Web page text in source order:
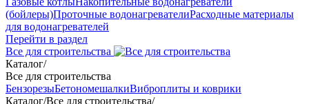
(бойлеры)Проточные водонагревателиРасходные материалы
для водонагревателей
Перейти в раздел
Все для строительства
Каталог/
Все для строительства
БензорезыБетономешалкиВиброплиты и коврики
Каталог/Все для строительства/